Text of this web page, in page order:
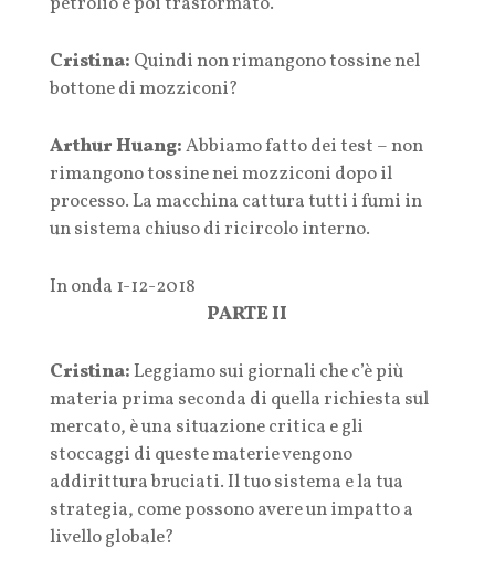
Cristina: Quindi non rimangono tossine nel
bottone di mozziconi?
Arthur Huang:Abbiamo fatto dei test – non
rimangono tossine nei mozziconi dopo il
processo. La macchina cattura tutti i fumi in
un sistema chiuso di ricircolo interno.
In onda 1-12-2018
PARTE II
Cristina:Leggiamo sui giornali che c’è più
materia prima seconda di quella richiesta sul
mercato, è una situazione critica e gli
stoccaggi di queste materie vengono
addirittura bruciati. Il tuo sistema e la tua
strategia, come possono avere un impatto a
livello globale?